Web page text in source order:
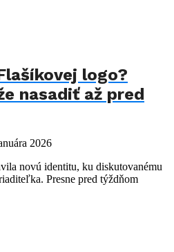
logo?
nasadiť až pred
2026
novú identitu, ku diskutovanému
Presne pred týždňom